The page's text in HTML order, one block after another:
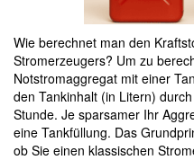
Wie berechnet man den
Stromerzeugers? Um zu
Notstromaggregat mit einer
den Tankinhalt (in Litern)
Stunde. Je sparsamer Ihr
eine Tankfüllung. Das
ob Sie einen klassischen